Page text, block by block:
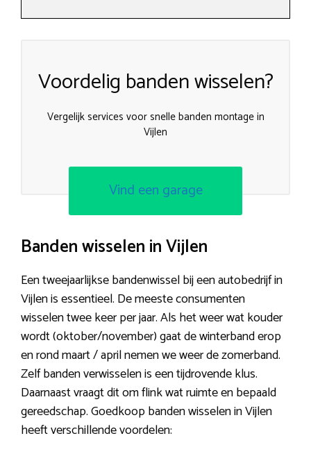
Voordelig banden wisselen?
Vergelijk services voor snelle banden montage in
Vijlen
Vind een garage
Banden wisselen in Vijlen
Een tweejaarlijkse bandenwissel bij een autobedrijf in
Vijlen is essentieel. De meeste consumenten
wisselen twee keer per jaar. Als het weer wat kouder
wordt (oktober/november) gaat de winterband erop
en rond maart / april nemen we weer de zomerband.
Zelf banden verwisselen is een tijdrovende klus.
Daarnaast vraagt dit om flink wat ruimte en bepaald
gereedschap. Goedkoop banden wisselen in Vijlen
heeft verschillende voordelen: